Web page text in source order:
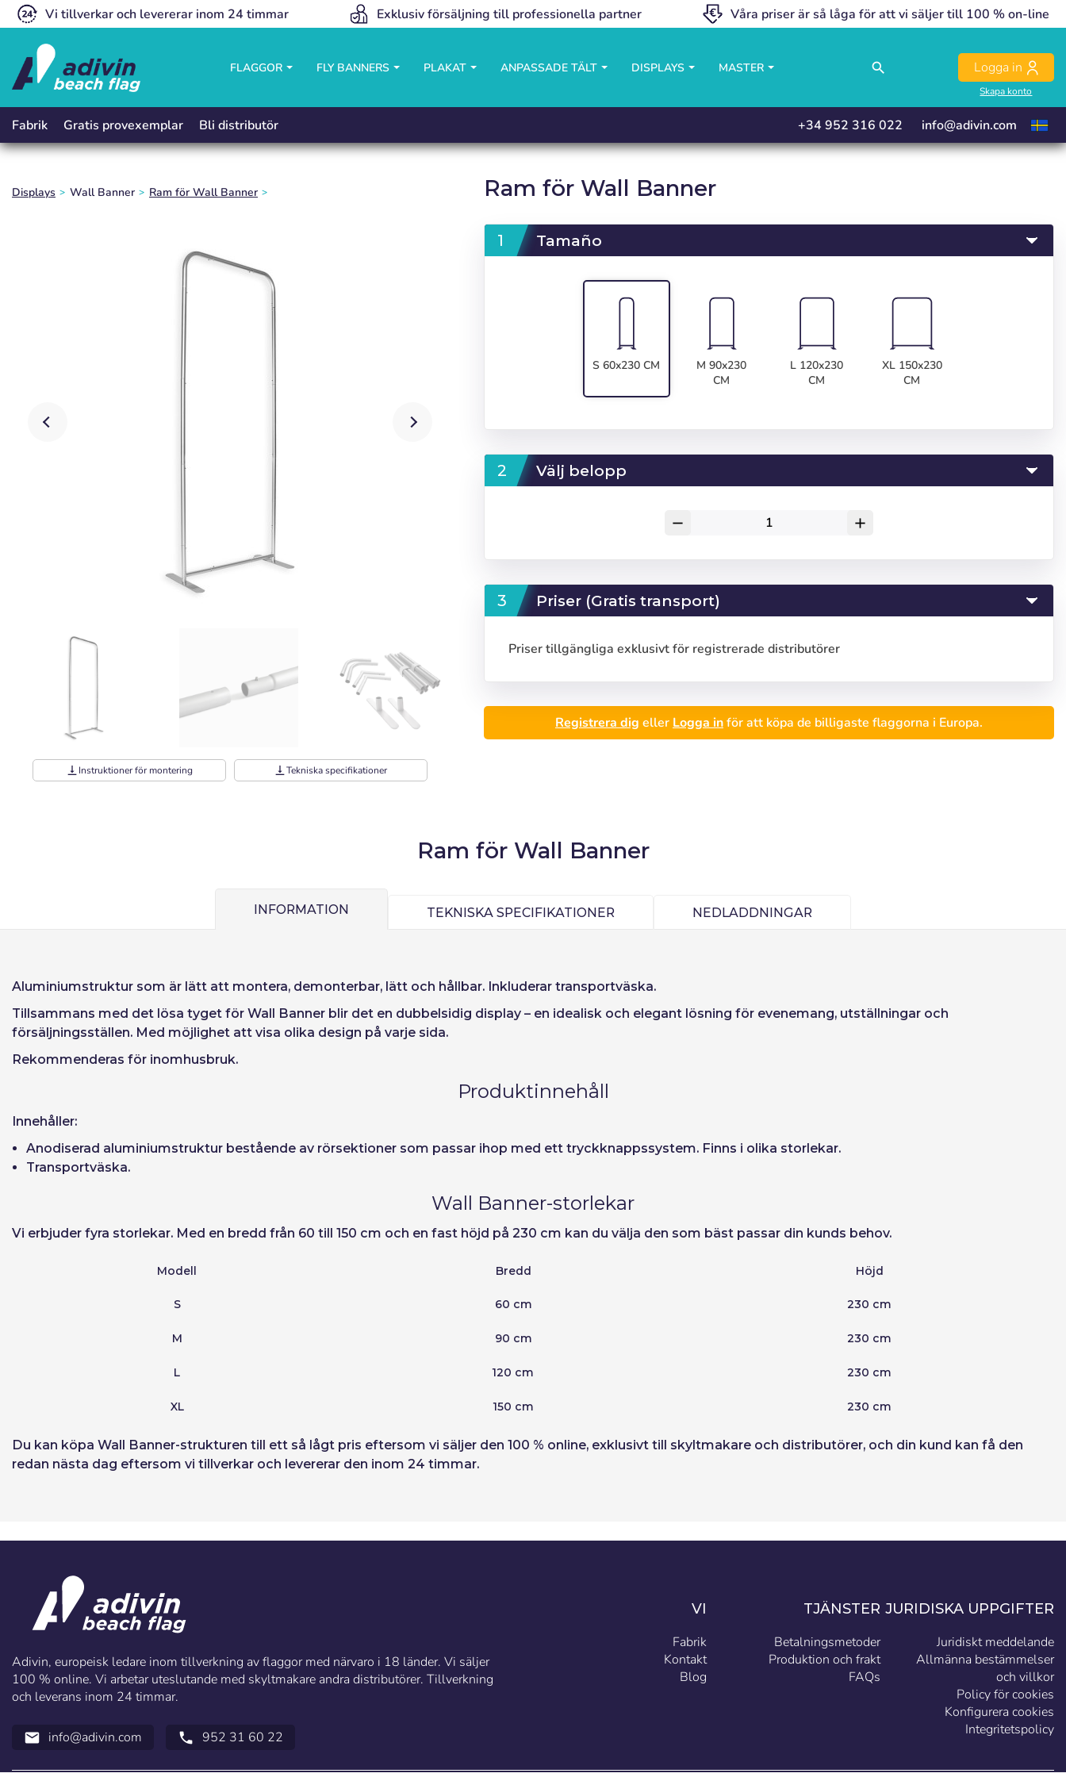
Vi tillverkar och levererar inom 24 timmar Exklusiv försäljning till professionella partner Våra priser är så låga för att vi säljer till 100 % on-line
FLAGGOR FLY BANNERS PLAKAT ANPASSADE TÄLT DISPLAYS MASTER search Logga in
Skapa konto
close
Lösenord:
Kom ihåg lösenord: Ja Nej
Fabrik Gratis provexemplar Bli distributör +34 952 316 022 info@adivin.com
Välj språk
close
Slovenčina (Slovak)
Norway
Displays Wall Banner Ram för Wall Banner Ram för Wall Banner
vertical_align_bottom Instruktioner för montering vertical_align_bottomTekniska specifikationer
Tamaño
S 60x230 CM
M 90x230
CM
L 120x230
CM
XL 150x230
CM
Välj belopp
remove add
Priser (Gratis transport)
Priser tillgängliga exklusivt för registrerade distributörer
Registrera dig eller Logga inför att köpa de billigaste flaggorna i Europa.
Ram för Wall Banner
INFORMATION TEKNISKA SPECIFIKATIONER NEDLADDNINGAR
Aluminiumstruktur som är lätt att montera, demonterbar, lätt och hållbar. Inkluderar transportväska.
Tillsammans med det lösa tyget för Wall Banner blir det en dubbel­sidig display – en idealisk och elegant lösning för evenemang, utställningar och
försäljningsställen. Med möjlighet att visa olika design på varje sida.
Rekommenderas för inomhusbruk.
Produktinnehåll
Innehåller:
Anodiserad aluminiumstruktur bestående av rörsektioner som passar ihop med ett tryckknappssystem. Finns i olika storlekar.
Transportväska.
Wall Banner-storlekar
Vi erbjuder fyra storlekar. Med en bredd från 60 till 150 cm och en fast höjd på 230 cm kan du välja den som bäst passar din kunds behov.
Modell Bredd Höjd
S 60 cm 230 cm
M 90 cm 230 cm
L 120 cm 230 cm
XL 150 cm 230 cm
Du kan köpa Wall Banner-strukturen till ett så lågt pris eftersom vi säljer den 100 % online, exklusivt till skyltmakare och distributörer, och din kund kan få den
redan nästa dag eftersom vi tillverkar och levererar den inom 24 timmar.
close
Espera, por favor
Adivin, europeisk ledare inom tillverkning av flaggor med närvaro i 18 länder. Vi säljer
100 % online. Vi arbetar uteslutande med skyltmakare andra distributörer. Tillverkning
och leverans inom 24 timmar.
email info@adivin.com call 952 31 60 22
VI
Fabrik
Kontakt
Blog
TJÄNSTER
Betalningsmetoder
Produktion och frakt
FAQs
JURIDISKA UPPGIFTER
Juridiskt meddelande
Allmänna bestämmelser
och villkor
Policy för cookies
Konfigurera cookies
Integritetspolicy
Espere, por favor